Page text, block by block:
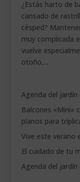
¿Estás harto de
cansado de
césped?
muy complicada
vuelve
otoño,...
Agenda del
Balcones «Mini»
planos para
Vive este verano
El cuidado de tu
Agenda del jardín